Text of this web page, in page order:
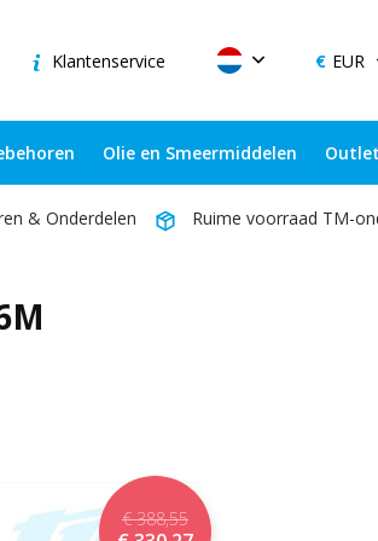
Klantenservice EUR
Olie en Smeermiddelen Outlet
& Onderdelen Ruime voorraad TM-
€ 388,55